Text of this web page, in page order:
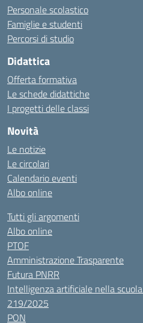
Personale scolastico
Famiglie e studenti
Percorsi di studio
Didattica
Offerta formativa
Le schede didattiche
I progetti delle classi
Novità
Le notizie
Le circolari
Calendario eventi
Albo online
Tutti gli argomenti
Albo online
PTOF
Amministrazione Trasparente
Futura PNRR
Intelligenza artificiale nella
219/2025
PON